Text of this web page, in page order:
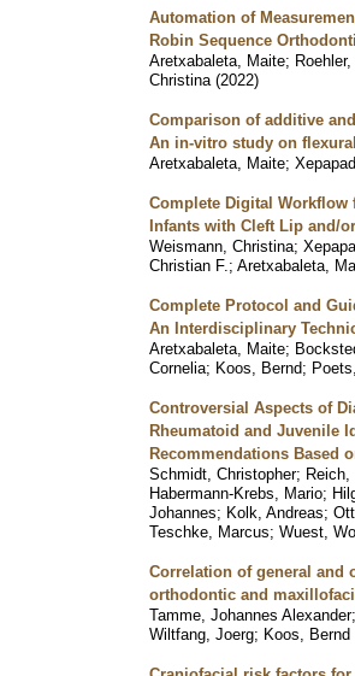
Automation of
Robin Sequence
Aretxabaleta, Maite;
Christina (2022)
Comparison of additive
An in-vitro study on
Aretxabaleta, Maite;
Complete Digital
Infants with Cleft Lip and/
Weismann, Christina;
Christian F. ; Aretxabaleta,
Complete Protocol and
An Interdisciplinary
Aretxabaleta, Maite;
Cornelia; Koos, Bernd;
Controversial Aspects of
Rheumatoid and Juvenile
Recommendations Based
Schmidt, Christopher; Reich,
Habermann-Krebs, Mario;
Johannes; Kolk, Andreas;
Teschke, Marcus; Wuest,
Correlation of general and
orthodontic and
Tamme, Johannes Alexander
Wiltfang, Joerg; Koos, Bernd